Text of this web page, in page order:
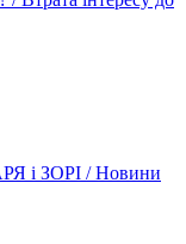
і ЗОРІ / Новини